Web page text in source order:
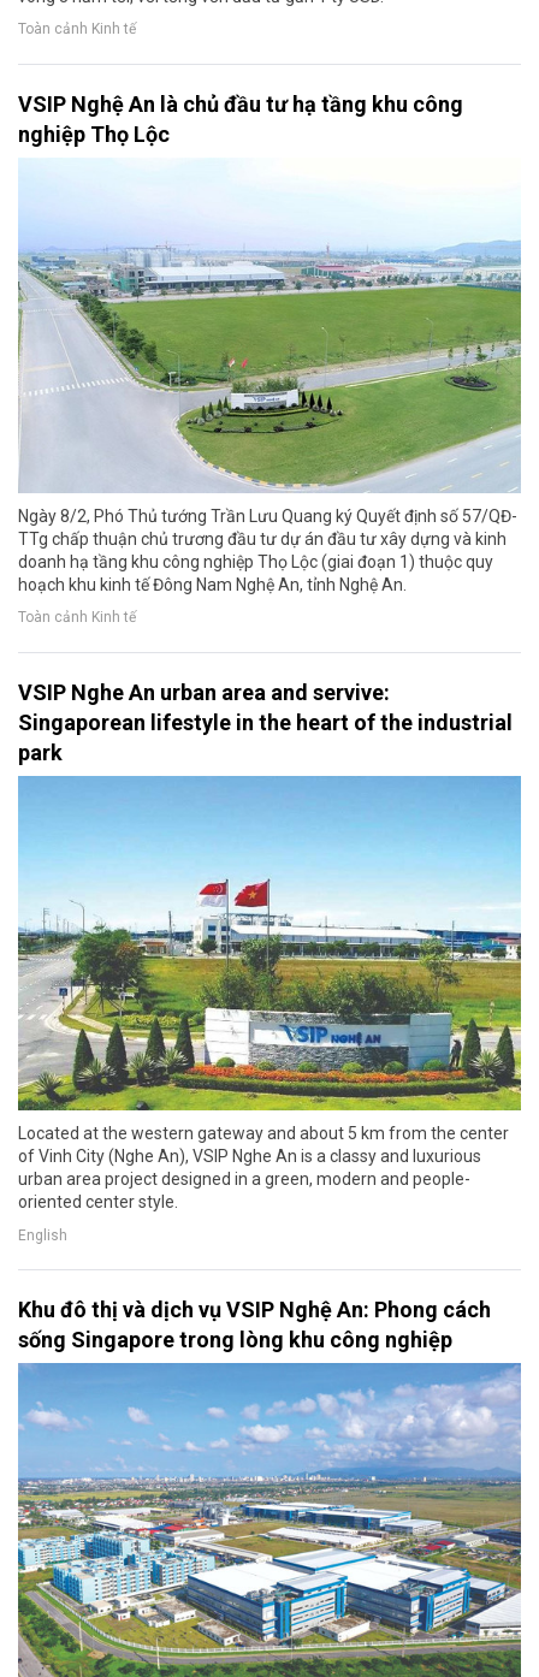
Toàn cảnh Kinh tế
VSIP Nghệ An là chủ đầu tư hạ tầng khu công
nghiệp Thọ Lộc
Ngày 8/2, Phó Thủ tướng Trần Lưu Quang ký Quyết định số 57/QĐ-
TTg chấp thuận chủ trương đầu tư dự án đầu tư xây dựng và kinh
doanh hạ tầng khu công nghiệp Thọ Lộc (giai đoạn 1) thuộc quy
hoạch khu kinh tế Đông Nam Nghệ An, tỉnh Nghệ An.
Toàn cảnh Kinh tế
VSIP Nghe An urban area and servive:
Singaporean lifestyle in the heart of the industrial
park
Located at the western gateway and about 5 km from the center
of Vinh City (Nghe An), VSIP Nghe An is a classy and luxurious
urban area project designed in a green, modern and people-
oriented center style.
English
Khu đô thị và dịch vụ VSIP Nghệ An: Phong cách
sống Singapore trong lòng khu công nghiệp